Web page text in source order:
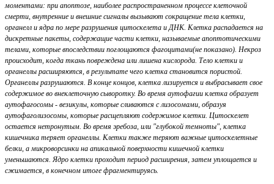
моментами: при апоптозе, наиболее распространенном процессе клеточной
смерти, внутренние и внешние сигналы вызывают сокращение тела клетки,
органелл и ядра по мере разрушения цитоскелета и ДНК. Клетка распадается на
дискретные пакеты, содержащие части клетки, называемые апоптотическими
телами, которые впоследствии поглощаются фагоцитами(не показано). Некроз
происходит, когда ткань повреждена или лишена кислорода. Тело клетки и
органеллы расширяются, в результате чего клетка становится пористой.
Органеллы разрушаются. В конце концов, клетка лизируется и выбрасывает свое
содержимое во внеклеточную сыворотку. Во время аутофагии клетка образует
аутофагосомы - везикулы, которые сливаются с лизосомами, образуя
аутофаголизосомы, которые расщепляют содержимое клетки. Цитоскелет
остается нетронутым. Во время эребоза, или "глубокой темноты", клетка
кишечника теряет органеллы. Клетки также теряют важные цитоскелетные
белки, а микроворсинки на апикальной поверхности кишечной клетки
уменьшаются. Ядро клетки проходит период расширения, затем уплощается и
сжимается, в конечном итоге фрагментируясь.